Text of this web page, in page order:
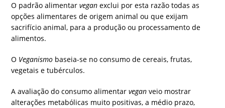
O padrão alimentarvegan exclui por esta razão todas as
opções alimentares de origem animal ou que exijam
sacrifício animal, para a produção ou processamento de
alimentos.
O Veganismo baseia-se no consumo de cereais, frutas,
vegetais e tubérculos.
A avaliação do consumo alimentarveganveio mostrar
alterações metabólicas muito positivas, a médio prazo,